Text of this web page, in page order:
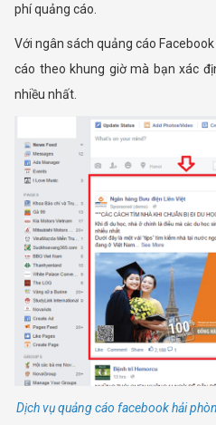
phí quảng cáo.
Với ngân sách quảng cáo
cáo theo khung giờ mà bạn xác
nhiều nhất.
Dịch vụ quảng cáo facebook hải